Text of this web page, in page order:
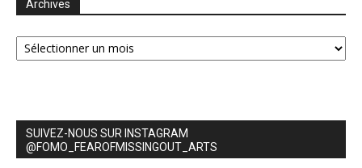
Archives
Archives
SUIVEZ-NOUS SUR INSTAGRAM
@FOMO_FEAROFMISSINGOUT_ARTS